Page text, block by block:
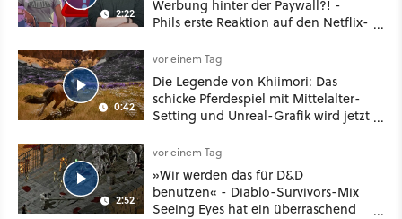
2:22
Werbung hinter der Paywall?! -
Phils erste Reaktion auf den Netflix-
0:42
vor einem Tag
Die Legende von Khiimori: Das
schicke Pferdespiel mit Mittelalter-
Setting und Unreal-Grafik wird jetzt
2:52
vor einem Tag
»Wir werden das für D&D
benutzen« - Diablo-Survivors-Mix
Seeing Eyes hat ein überraschend